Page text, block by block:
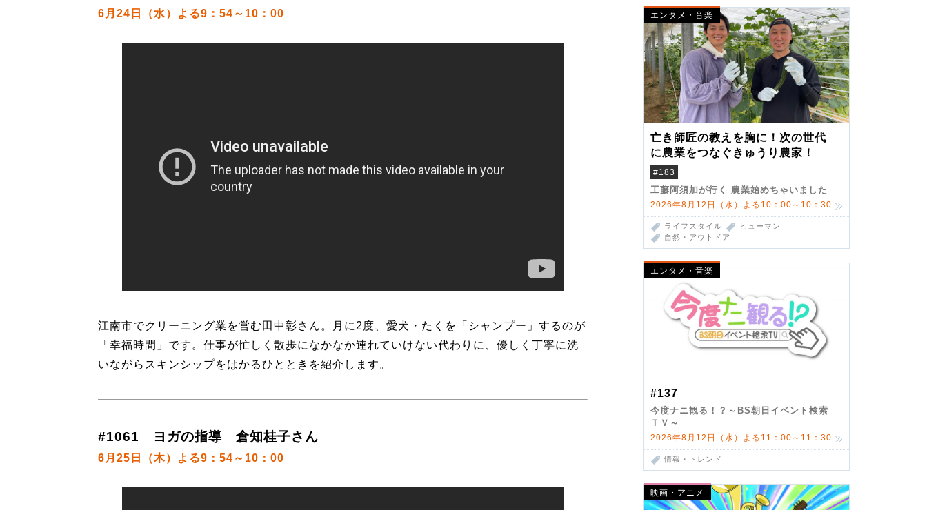
エンタメ・音楽
亡き師匠の教えを胸に！次の世代
に農業をつなぐきゅうり農家！
#183
工藤阿須加が行く 農業始めちゃいました
2026年8月12日（水）よる10：00～10：30
ライフスタイル
ヒューマン
自然・アウトドア
エンタメ・音楽
#137
今度ナニ観る！？～BS朝日イベント検索
ＴＶ～
2026年8月12日（水）よる11：00～11：30
情報・トレンド
映画・アニメ
6月24日（水）よる9：54～10：00
江南市でクリーニング業を営む田中彰さん。月に2度、愛犬・たくを「シャンプー」するのが
「幸福時間」です。仕事が忙しく散歩になかなか連れていけない代わりに、優しく丁寧に洗
いながらスキンシップをはかるひとときを紹介します。
#1061 ヨガの指導 倉知桂子さん
6月25日（木）よる9：54～10：00